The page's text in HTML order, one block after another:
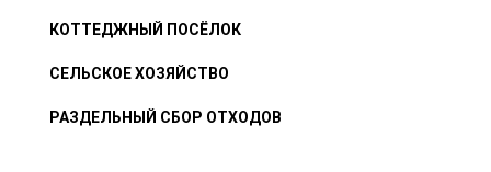
КОТТЕДЖНЫЙ ПОСЁЛОК
СЕЛЬСКОЕ ХОЗЯЙСТВО
РАЗДЕЛЬНЫЙ СБОР ОТХОДОВ